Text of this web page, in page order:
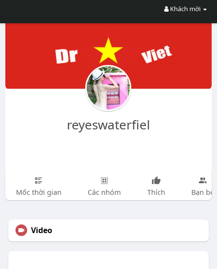
Khách mời
reyeswaterfiel
Mốc thời gian Các nhóm Thích Bạn bè
Video